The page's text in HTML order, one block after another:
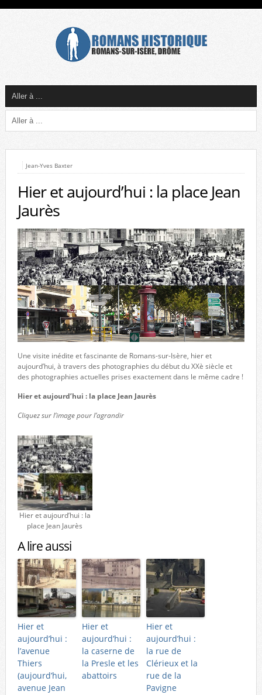
Jean-Yves Baxter
Hier et aujourd’hui : la place Jean
Jaurès
Une visite inédite et fascinante de Romans-sur-Isère, hier et
aujourd’hui, à travers des photographies du début du XXè siècle et
des photographies actuelles prises exactement dans le même cadre !
Hier et aujourd’hui : la place Jean Jaurès
Cliquez sur l’image pour l’agrandir
Hier et aujourd’hui : la
place Jean Jaurès
A lire aussi
Hier et
aujourd’hui :
l’avenue
Thiers
(aujourd’hui,
avenue Jean
Hier et
aujourd’hui :
la caserne de
la Presle et les
abattoirs
Hier et
aujourd’hui :
la rue de
Clérieux et la
rue de la
Pavigne